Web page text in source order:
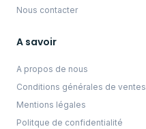
Nous contacter
A savoir
A propos de nous
Conditions générales de ventes
Mentions légales
Politque de confidentialité